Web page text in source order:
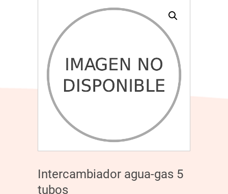
Intercambiador agua-gas 5
tubos